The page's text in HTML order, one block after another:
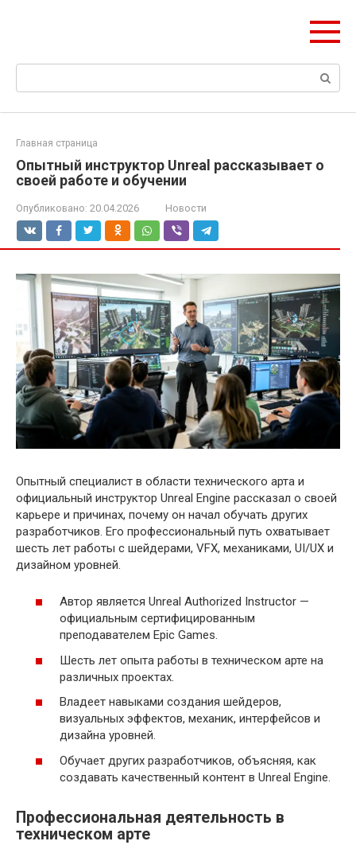
Поиск:
Главная страница
Опытный инструктор Unreal рассказывает о
своей работе и обучении
Опубликовано: 20.04.2026 Новости
Опытный специалист в области технического арта и
официальный инструктор Unreal Engine рассказал о своей
карьере и причинах, почему он начал обучать других
разработчиков. Его профессиональный путь охватывает
шесть лет работы с шейдерами, VFX, механиками, UI/UX и
дизайном уровней.
Автор является Unreal Authorized Instructor —
официальным сертифицированным
преподавателем Epic Games.
Шесть лет опыта работы в техническом арте на
различных проектах.
Владеет навыками создания шейдеров,
визуальных эффектов, механик, интерфейсов и
дизайна уровней.
Обучает других разработчиков, объясняя, как
создавать качественный контент в Unreal Engine.
Профессиональная деятельность в
техническом арте